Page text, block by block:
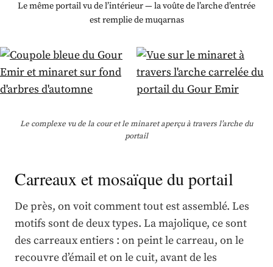
Le même portail vu de l’intérieur — la voûte de l’arche d’entrée
est remplie de muqarnas
Le complexe vu de la cour et le minaret aperçu à travers l’arche du
portail
Carreaux et mosaïque du portail
De près, on voit comment tout est assemblé. Les
motifs sont de deux types. La majolique, ce sont
des carreaux entiers : on peint le carreau, on le
recouvre d’émail et on le cuit, avant de les